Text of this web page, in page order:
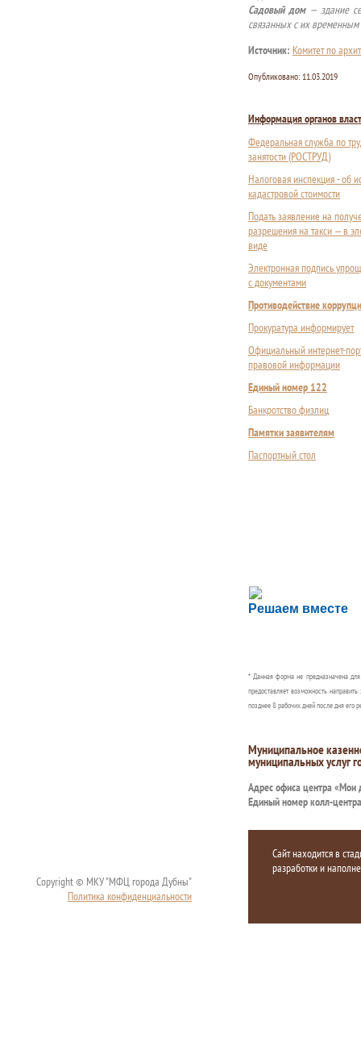
Садовый дом— здание
связанных с их
Источник: Комитет по
Опубликовано: 11.03.2019
Информация органов
Федеральная служба по
занятости (РОСТРУД)
Налоговая инспекция - об
кадастровой стоимости
Подать заявление на
разрешения на такси — в
виде
Электронная подпись
с документами
Противодействие
Прокуратура информирует
Официальный интернет-
правовой информации
Единый номер 122
Банкротство физлиц
Памятки заявителям
Паспортный стол
Решаем вместе
Сложности с
Сообщите об этом
* Данная форма не предназначена
предоставляет возможность
позднее 8 рабочих дней после дня его
Муниципальное
муниципальных услуг
Адрес офиса центра «Мои
Единый номер колл-
Copyright © МКУ "МФЦ города Дубны"
Политика конфиденциальности
Сайт находится в
разработки и